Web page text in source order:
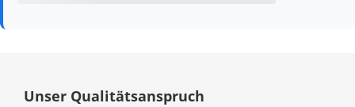
Unser Qualitätsanspruch